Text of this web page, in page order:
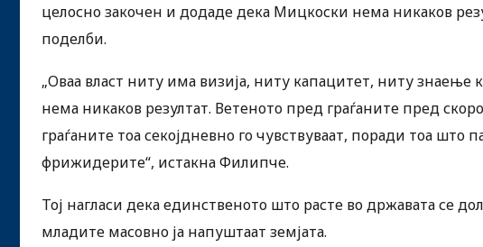
целосно закочен и додаде дека Мицкоски нема никаков
поделби.
„Оваа власт ниту има визија, ниту капацитет, ниту знаење
нема никаков резултат. Ветеното пред граѓаните пред
граѓаните тоа секојдневно го чувствуваат, поради тоа
фрижидерите“, истакна Филипче.
Тој нагласи дека единственото што расте во државата се
младите масовно ја напуштаат земјата.